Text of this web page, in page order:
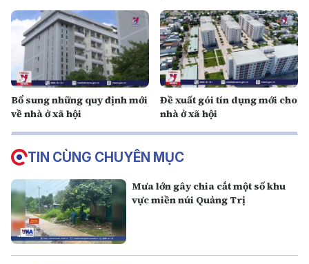
Bổ sung những quy định mới
về nhà ở xã hội
Đề xuất gói tín dụng mới cho
nhà ở xã hội
TIN CÙNG CHUYÊN MỤC
Mưa lớn gây chia cắt một số khu
vực miền núi Quảng Trị